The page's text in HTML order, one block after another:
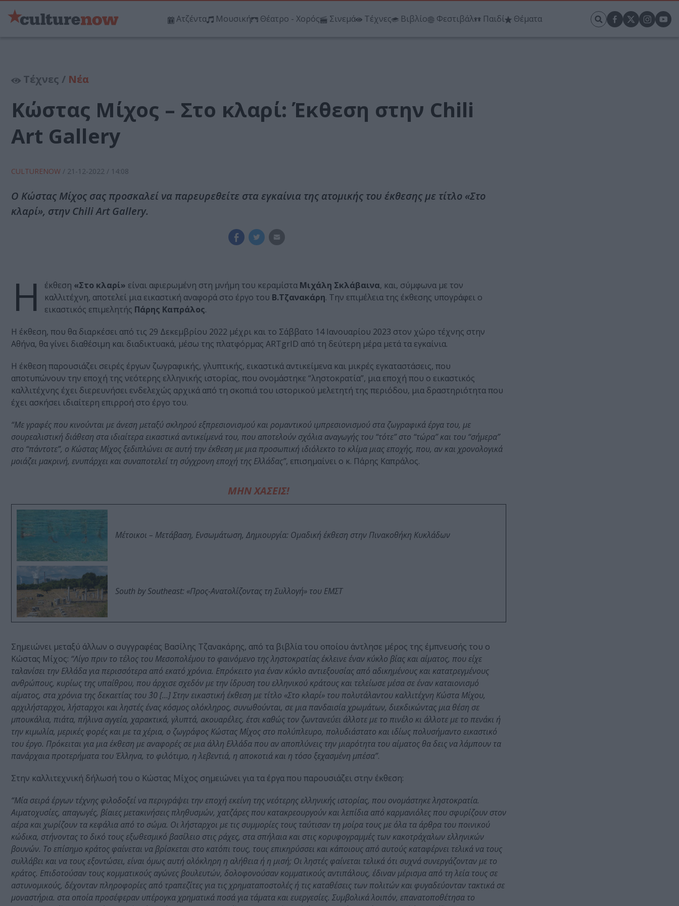
Ατζέντα Μουσική Θέατρο - Χορός Σινεμά Τέχνες Βιβλίο Φεστιβάλ Παιδί Θέματα
Τέχνες / Νέα
Κώστας Μίχος – Στο κλαρί: Έκθεση στην Chili
Art Gallery
CULTURENOW / 21-12-2022 / 14:08
Ο Κώστας Μίχος σας προσκαλεί να παρευρεθείτε στα εγκαίνια της ατομικής του έκθεσης με τίτλο «Στο
κλαρί», στην Chili Art Gallery.
Η έκθεση «Στο κλαρί» είναι αφιερωμένη στη μνήμη του κεραμίστα Μιχάλη Σκλάβαινα, και, σύμφωνα με τον
καλλιτέχνη, αποτελεί μια εικαστική αναφορά στο έργο του Β.Τζανακάρη. Την επιμέλεια της έκθεσης υπογράφει ο
εικαστικός επιμελητής Πάρης Καπράλος.
Η έκθεση, που θα διαρκέσει από τις 29 Δεκεμβρίου 2022 μέχρι και το Σάββατο 14 Ιανουαρίου 2023 στον χώρο τέχνης στην
Αθήνα, θα γίνει διαθέσιμη και διαδικτυακά, μέσω της πλατφόρμας ARTgrID από τη δεύτερη μέρα μετά τα εγκαίνια.
Η έκθεση παρουσιάζει σειρές έργων ζωγραφικής, γλυπτικής, εικαστικά αντικείμενα και μικρές εγκαταστάσεις, που
αποτυπώνουν την εποχή της νεότερης ελληνικής ιστορίας, που ονομάστηκε “ληστοκρατία”, μια εποχή που ο εικαστικός
καλλιτέχνης έχει διερευνήσει ενδελεχώς αρχικά από τη σκοπιά του ιστορικού μελετητή της περιόδου, μια δραστηριότητα που
έχει ασκήσει ιδιαίτερη επιρροή στο έργο του.
“Με γραφές που κινούνται με άνεση μεταξύ σκληρού εξπρεσιονισμού και ρομαντικού ιμπρεσιονισμού στα ζωγραφικά έργα του, με
σουρεαλιστική διάθεση στα ιδιαίτερα εικαστικά αντικείμενά του, που αποτελούν σχόλια αναγωγής του “τότε” στο “τώρα” και του “σήμερα”
στο “πάντοτε”, ο Κώστας Μίχος ξεδιπλώνει σε αυτή την έκθεση με μια προσωπική ιδιόλεκτο το κλίμα μιας εποχής, που, αν και χρονολογικά
μοιάζει μακρινή, ενυπάρχει και συναποτελεί τη σύγχρονη εποχή της Ελλάδας”, επισημαίνει ο κ. Πάρης Καπράλος.
ΜΗΝ ΧΑΣΕΙΣ!
Μέτοικοι – Μετάβαση, Ενσωμάτωση, Δημιουργία: Ομαδική έκθεση στην Πινακοθήκη Κυκλάδων
South by Southeast: «Προς-Ανατολίζοντας τη Συλλογή» του ΕΜΣΤ
Σημειώνει μεταξύ άλλων ο συγγραφέας Βασίλης Τζανακάρης, από τα βιβλία του οποίου άντλησε μέρος της έμπνευσής του ο
Κώστας Μίχος: “Λίγο πριν το τέλος του Μεσοπολέμου το φαινόμενο της ληστοκρατίας έκλεινε έναν κύκλο βίας και αίματος, που είχε
ταλανίσει την Ελλάδα για περισσότερα από εκατό χρόνια. Επρόκειτο για έναν κύκλο αντιεξουσίας από αδικημένους και κατατρεγμένους
ανθρώπους, κυρίως της υπαίθρου, που άρχισε σχεδόν με την ίδρυση του ελληνικού κράτους και τελείωσε μέσα σε έναν καταιονισμό
αίματος, στα χρόνια της δεκαετίας του ΄30 […] Στην εικαστική έκθεση με τίτλο «Στο κλαρί» του πολυτάλαντου καλλιτέχνη Κώστα Μίχου,
αρχιλήσταρχοι, λήσταρχοι και ληστές ένας κόσμος ολόκληρος, συνωθούνται, σε μια πανδαισία χρωμάτων, διεκδικώντας μια θέση σε
μπουκάλια, πιάτα, πήλινα αγγεία, χαρακτικά, γλυπτά, ακουαρέλες, έτσι καθώς τον ζωντανεύει άλλοτε με το πινέλο κι άλλοτε με το πενάκι ή
την κιμωλία, μερικές φορές και με τα χέρια, ο ζωγράφος Κώστας Μίχος στο πολύπλευρο, πολυδιάστατο και ιδίως πολυσήμαντο εικαστικό
του έργο. Πρόκειται για μια έκθεση με αναφορές σε μια άλλη Ελλάδα που αν αποπλύνεις την μιαρότητα του αίματος θα δεις να λάμπουν τα
πανάρχαια προτερήματα του Έλληνα, το φιλότιμο, η λεβεντιά, η αποκοτιά και η τόσο ξεχασμένη μπέσα”.
Στην καλλιτεχνική δήλωσή του ο Κώστας Μίχος σημειώνει για τα έργα που παρουσιάζει στην έκθεση:
“Μία σειρά έργων τέχνης φιλοδοξεί να περιγράψει την εποχή εκείνη της νεότερης ελληνικής ιστορίας, που ονομάστηκε ληστοκρατία.
Αιματοχυσίες, απαγωγές, βίαιες μετακινήσεις πληθυσμών, χατζάρες που κατακρεουργούν και λεπίδια από καρμανιόλες που σφυρίζουν στον
αέρα και χωρίζουν τα κεφάλια από το σώμα. Οι λήσταρχοι με τις συμμορίες τους ταύτισαν τη μοίρα τους με όλα τα άρθρα του ποινικού
κώδικα, στήνοντας το δικό τους εξωθεσμικό βασίλειο στις ράχες, στα σπήλαια και στις κορυφογραμμές των κακοτράχαλων ελληνικών
βουνών. Το επίσημο κράτος φαίνεται να βρίσκεται στο κατόπι τους, τους επικηρύσσει και κάποιους από αυτούς καταφέρνει τελικά να τους
συλλάβει και να τους εξοντώσει, είναι όμως αυτή ολόκληρη η αλήθεια ή η μισή; Οι ληστές φαίνεται τελικά ότι συχνά συνεργάζονταν με το
κράτος. Επιδοτούσαν τους κομματικούς αγώνες βουλευτών, δολοφονούσαν κομματικούς αντιπάλους, έδιναν μέρισμα από τη λεία τους σε
αστυνομικούς, δέχονταν πληροφορίες από τραπεζίτες για τις χρηματαποστολές ή τις καταθέσεις των πολιτών και φυγαδεύονταν τακτικά σε
μοναστήρια. στα οποία προσέφεραν υπέρογκα χρηματικά ποσά για τάματα και ευεργεσίες. Συμβολικά λοιπόν, επανατοποθέτησα το